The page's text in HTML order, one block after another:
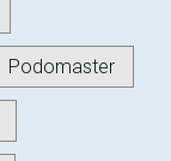
Podomaster